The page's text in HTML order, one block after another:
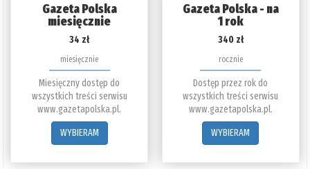
Gazeta Polska
miesięcznie
34 zł
miesięcznie
Miesięczny dostęp do
wszystkich treści serwisu
www.gazetapolska.pl.
WYBIERAM
Gazeta Polska - na
1 rok
340 zł
rocznie
Dostęp przez rok do
wszystkich treści serwisu
www.gazetapolska.pl.
WYBIERAM